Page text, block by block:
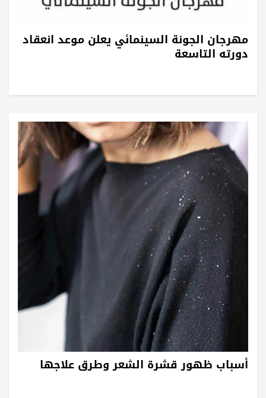
مهرجان الجونة السينمائي يعلن موعد انعقاد
دورته التاسعة
أسباب ظهور قشرة الشعر وطرق علاجها